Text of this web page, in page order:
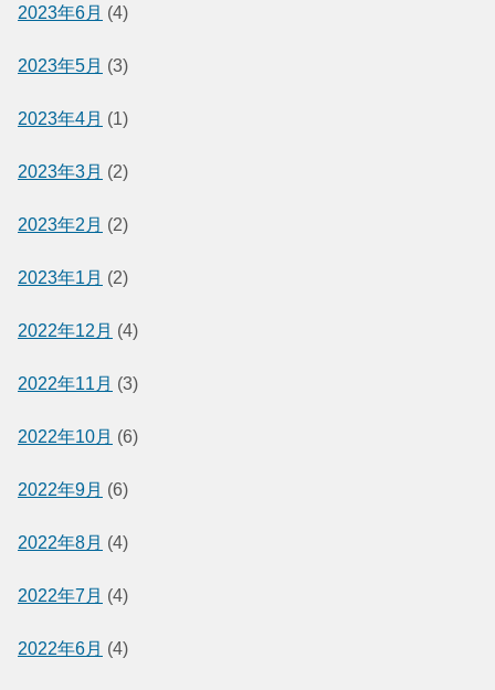
2023年6月 (4)
2023年5月 (3)
2023年4月 (1)
2023年3月 (2)
2023年2月 (2)
2023年1月 (2)
2022年12月 (4)
2022年11月 (3)
2022年10月 (6)
2022年9月 (6)
2022年8月 (4)
2022年7月 (4)
2022年6月 (4)